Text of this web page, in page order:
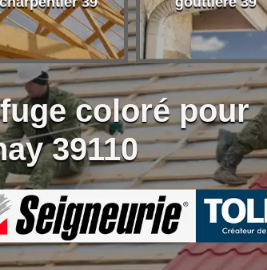
coloré pour
39110